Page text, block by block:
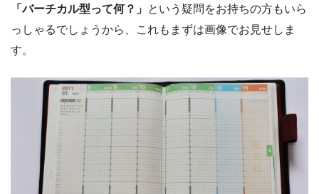
「バーチカル型って何？」 という疑問をお持ちの方もいら
っしゃるでしょうから、これもまずは画像でお見せしま
す。